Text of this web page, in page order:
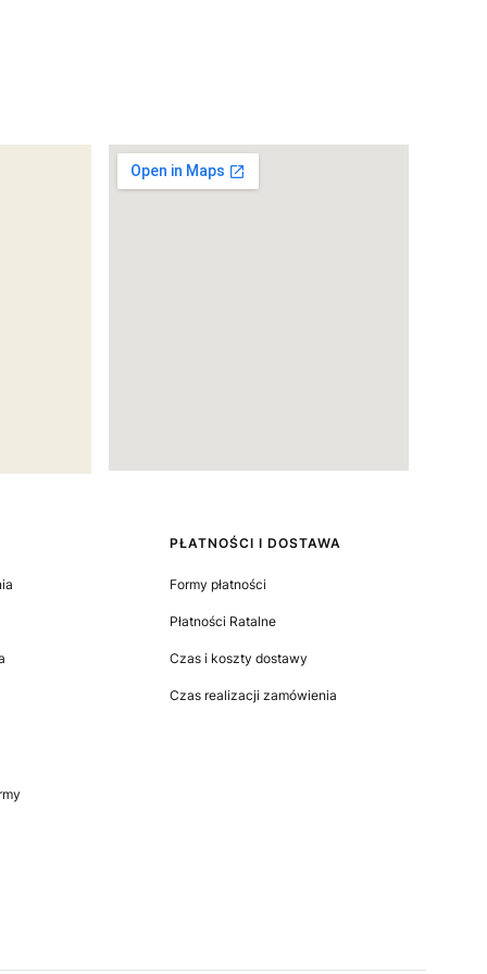
PŁATNOŚCI I DOSTAWA
Formy płatności
Płatności Ratalne
Czas i koszty dostawy
Czas realizacji zamówienia